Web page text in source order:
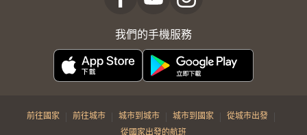
我們的手機服務
前往國家 | 前往城市 | 城市到城市 | 城市到國家 | 從城市出發 |
從國家出發的航班